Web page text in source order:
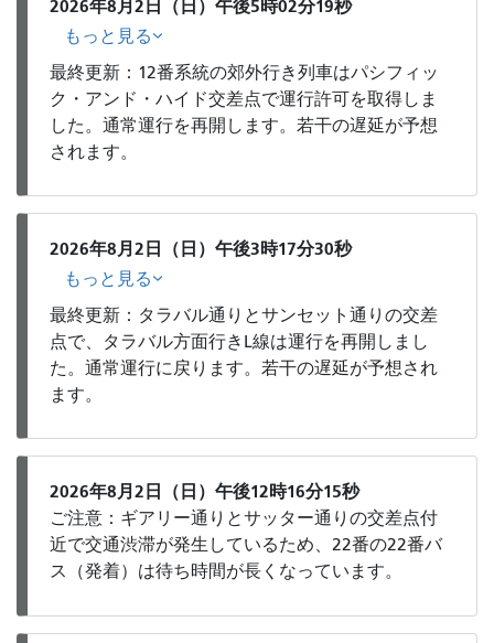
2026年8月2日（日）午後5時02分19秒
もっと見る
最終更新：12番系統の郊外行き列車はパシフィッ
ク・アンド・ハイド交差点で運行許可を取得しま
した。通常運行を再開します。若干の遅延が予想
されます。
2026年8月2日（日）午後3時17分30秒
もっと見る
最終更新：タラバル通りとサンセット通りの交差
点で、タラバル方面行きL線は運行を再開しまし
た。通常運行に戻ります。若干の遅延が予想され
ます。
2026年8月2日（日）午後12時16分15秒
ご注意：ギアリー通りとサッター通りの交差点付
近で交通渋滞が発生しているため、22番の22番バ
ス（発着）は待ち時間が長くなっています。